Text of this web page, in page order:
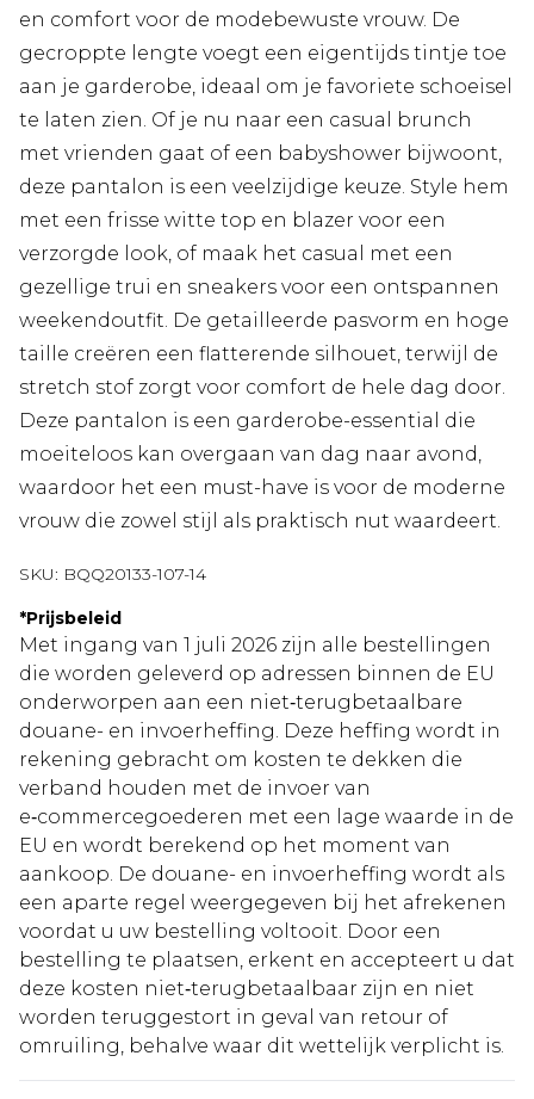
en comfort voor de modebewuste vrouw. De
gecroppte lengte voegt een eigentijds tintje toe
aan je garderobe, ideaal om je favoriete schoeisel
te laten zien. Of je nu naar een casual brunch
met vrienden gaat of een babyshower bijwoont,
deze pantalon is een veelzijdige keuze. Style hem
met een frisse witte top en blazer voor een
verzorgde look, of maak het casual met een
gezellige trui en sneakers voor een ontspannen
weekendoutfit. De getailleerde pasvorm en hoge
taille creëren een flatterende silhouet, terwijl de
stretch stof zorgt voor comfort de hele dag door.
Deze pantalon is een garderobe-essential die
moeiteloos kan overgaan van dag naar avond,
waardoor het een must-have is voor de moderne
vrouw die zowel stijl als praktisch nut waardeert.
SKU: BQQ20133-107-14
*Prijsbeleid
Met ingang van 1 juli 2026 zijn alle bestellingen
die worden geleverd op adressen binnen de EU
onderworpen aan een niet‑terugbetaalbare
douane- en invoerheffing. Deze heffing wordt in
rekening gebracht om kosten te dekken die
verband houden met de invoer van
e‑commercegoederen met een lage waarde in de
EU en wordt berekend op het moment van
aankoop. De douane- en invoerheffing wordt als
een aparte regel weergegeven bij het afrekenen
voordat u uw bestelling voltooit. Door een
bestelling te plaatsen, erkent en accepteert u dat
deze kosten niet‑terugbetaalbaar zijn en niet
worden teruggestort in geval van retour of
omruiling, behalve waar dit wettelijk verplicht is.